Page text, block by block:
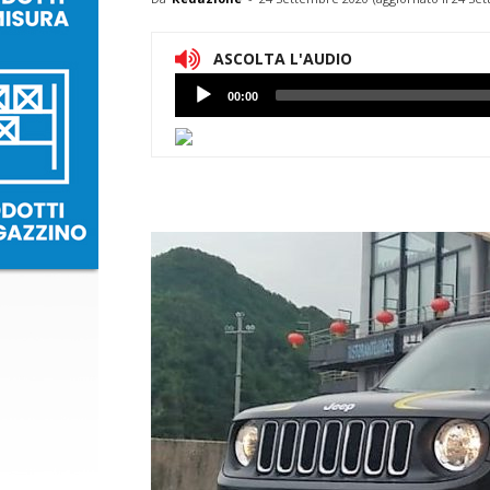
ASCOLTA L'AUDIO
Lettore
Audio
00:00